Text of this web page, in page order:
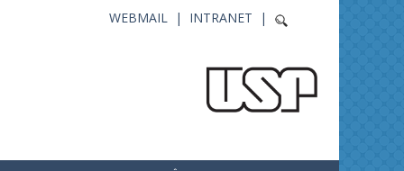
INTRANET |
WEBMAIL |